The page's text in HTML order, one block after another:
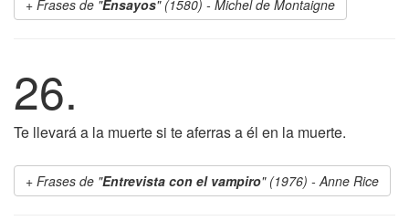
Frases de "Ensayos" (1580) - Michel de Montaigne
26.
Te llevará a la muerte si te aferras a él en la muerte.
Frases de "Entrevista con el vampiro" (1976) - Anne Rice